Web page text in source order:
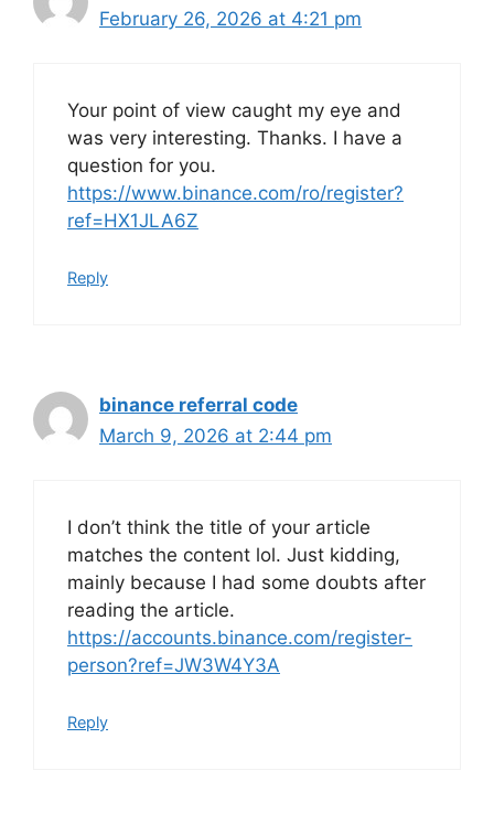
February 26, 2026 at 4:21 pm
Your point of view caught my eye and
was very interesting. Thanks. I have a
question for you.
https://www.binance.com/ro/register?
ref=HX1JLA6Z
Reply
binance referral code
March 9, 2026 at 2:44 pm
I don’t think the title of your article
matches the content lol. Just kidding,
mainly because I had some doubts after
reading the article.
https://accounts.binance.com/register-
person?ref=JW3W4Y3A
Reply